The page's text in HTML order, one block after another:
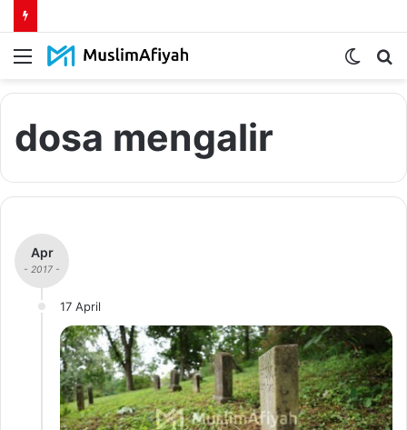
Menu
Switch
dosa mengalir
Apr
- 2017 -
17 April